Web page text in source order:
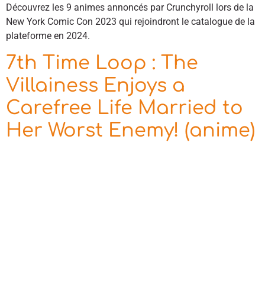
Découvrez les 9 animes annoncés par Crunchyroll lors de la
New York Comic Con 2023 qui rejoindront le catalogue de la
plateforme en 2024.
7th Time Loop : The
Villainess Enjoys a
Carefree Life Married to
Her Worst Enemy! (anime)